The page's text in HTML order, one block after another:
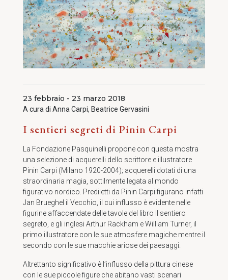
23 febbraio - 23 marzo 2018
A cura di Anna Carpi, Beatrice Gervasini
I sentieri segreti di Pinin Carpi
La Fondazione Pasquinelli propone con questa mostra
una selezione di acquerelli dello scrittore e illustratore
Pinin Carpi (Milano 1920-2004); acquerelli dotati di una
straordinaria magia, sottilmente legata al mondo
figurativo nordico. Prediletti da Pinin Carpi figurano infatti
Jan Brueghel il Vecchio, il cui influsso è evidente nelle
figurine affaccendate delle tavole del libro Il sentiero
segreto, e gli inglesi Arthur Rackham e William Turner, il
primo illustratore con le sue atmosfere magiche mentre il
secondo con le sue macchie ariose dei paesaggi.
Altrettanto significativo è l’influsso della pittura cinese
con le sue piccole figure che abitano vasti scenari